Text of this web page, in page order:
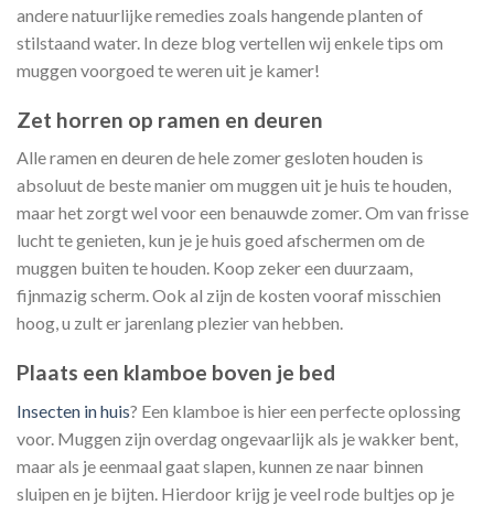
andere natuurlijke remedies zoals hangende planten of
stilstaand water. In deze blog vertellen wij enkele tips om
muggen voorgoed te weren uit je kamer!
Zet horren op ramen en deuren
Alle ramen en deuren de hele zomer gesloten houden is
absoluut de beste manier om muggen uit je huis te houden,
maar het zorgt wel voor een benauwde zomer. Om van frisse
lucht te genieten, kun je je huis goed afschermen om de
muggen buiten te houden. Koop zeker een duurzaam,
fijnmazig scherm. Ook al zijn de kosten vooraf misschien
hoog, u zult er jarenlang plezier van hebben.
Plaats een klamboe boven je bed
Insecten in huis? Een klamboe is hier een perfecte oplossing
voor. Muggen zijn overdag ongevaarlijk als je wakker bent,
maar als je eenmaal gaat slapen, kunnen ze naar binnen
sluipen en je bijten. Hierdoor krijg je veel rode bultjes op je